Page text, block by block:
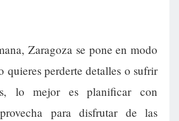
Zaragoza se pone en modo
quieres perderte detalles o sufrir
lo mejor es planificar con
para disfrutar de las